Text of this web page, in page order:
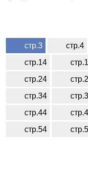
стр.3 стр.4
стр.14
стр.24
стр.34
стр.44
стр.54